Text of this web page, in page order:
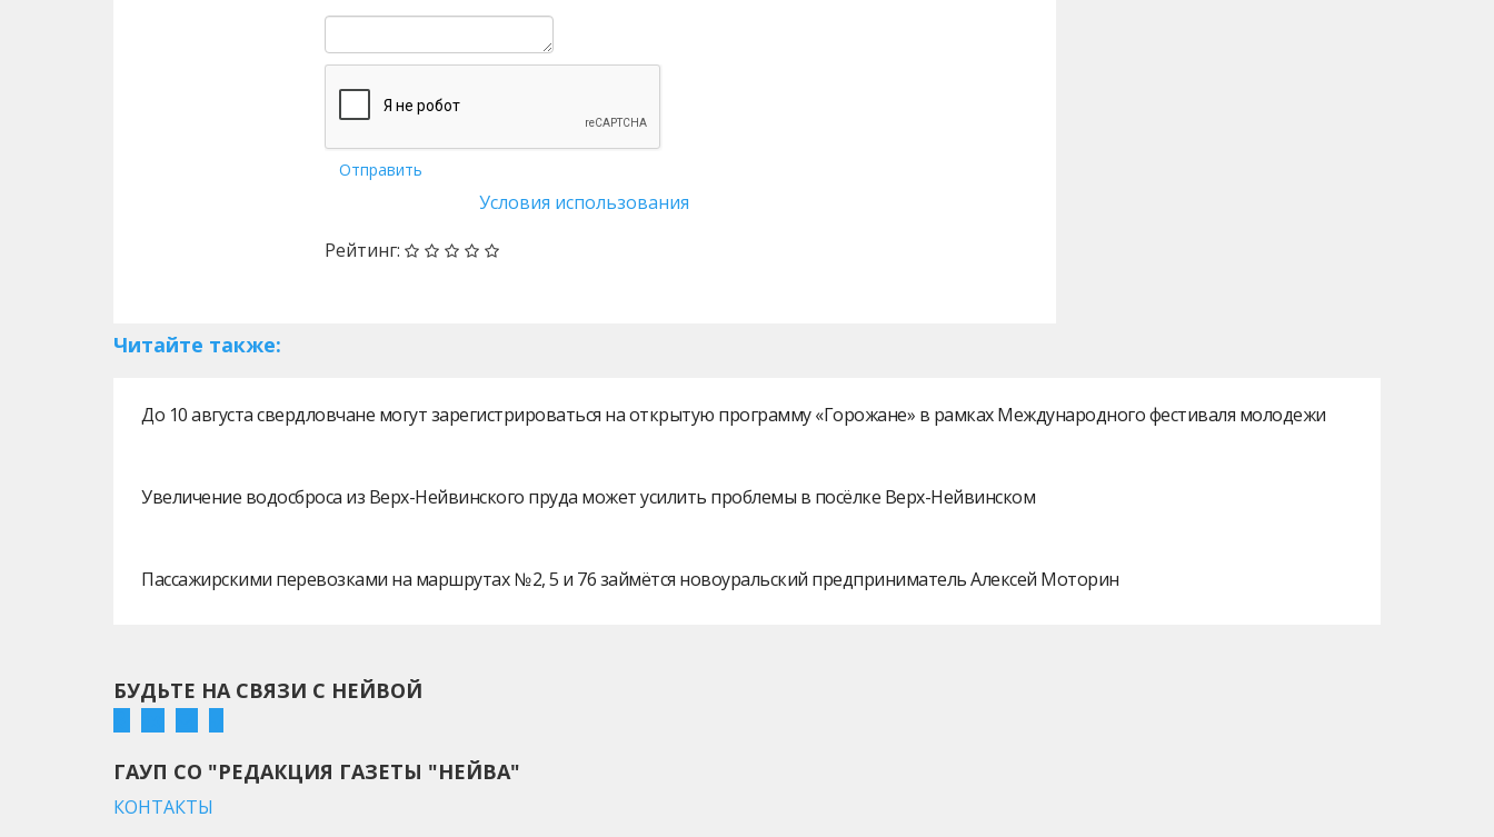
Отправить
Условия использования
Рейтинг:
Читайте также:
До 10 августа свердловчане могут зарегистрироваться на открытую программу «Горожане» в рамках Международного фестиваля молодежи
Увеличение водосброса из Верх-Нейвинского пруда может усилить проблемы в посёлке Верх-Нейвинском
Пассажирскими перевозками на маршрутах № 2, 5 и 76 займётся новоуральский предприниматель Алексей Моторин
БУДЬТЕ НА СВЯЗИ С НЕЙВОЙ
ГАУП СО "РЕДАКЦИЯ ГАЗЕТЫ "НЕЙВА"
КОНТАКТЫ